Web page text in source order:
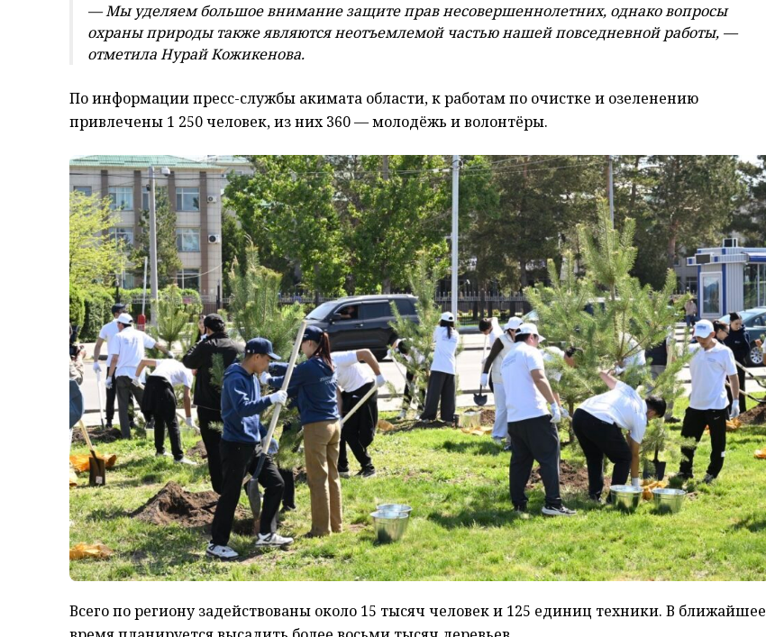
— Мы уделяем большое внимание защите прав несовершеннолетних, однако вопросы
охраны природы также являются неотъемлемой частью нашей повседневной работы, —
отметила Нурай Кожикенова.
По информации пресс-службы акимата области, к работам по очистке и озеленению
привлечены 1 250 человек, из них 360 — молодёжь и волонтёры.
Всего по региону задействованы около 15 тысяч человек и 125 единиц техники. В ближайшее